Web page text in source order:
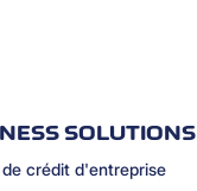
SOLUTIONS
crédit d'entreprise